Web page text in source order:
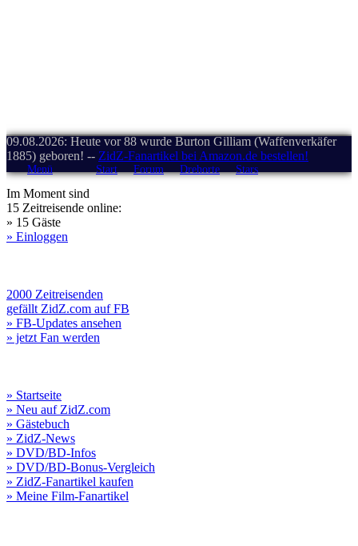
09.08.2026: Heute vor 88 wurde Burton Gilliam (Waffenverkäfer
1885) geboren! -- ZidZ-Fanartikel bei Amazon.de bestellen!
Menü Start Forum Drehorte Stars
Im Moment sind
15 Zeitreisende online:
» 15 Gäste
» Einloggen
2000 Zeitreisenden
gefällt ZidZ.com auf FB
» FB-Updates ansehen
» jetzt Fan werden
» Startseite
» Neu auf ZidZ.com
» Gästebuch
» ZidZ-News
» DVD/BD-Infos
» DVD/BD-Bonus-Vergleich
» ZidZ-Fanartikel kaufen
» Meine Film-Fanartikel